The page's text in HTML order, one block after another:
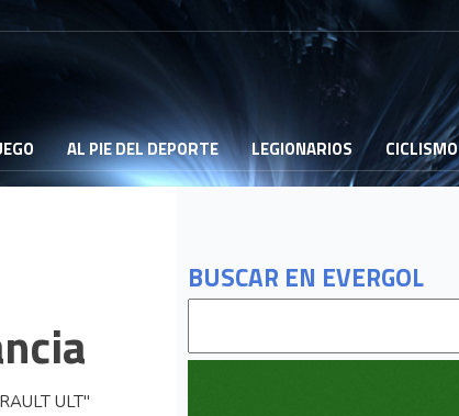
AL PIE DEL DEPORTE LEGIONARIOS CICLISMO
BUSCAR EN EVERGOL